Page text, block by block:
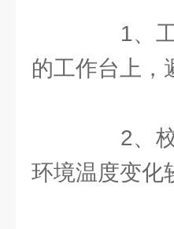
1、工
的工作台上，
2、校
环境温度变化